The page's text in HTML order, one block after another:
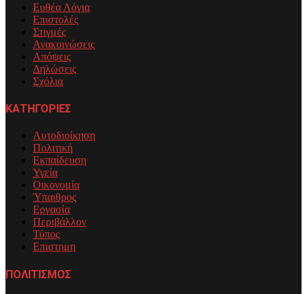
Ευθέα Λόγια
Επιστολές
Στιγμές
Ανακοινώσεις
Απόψεις
Δηλώσεις
Σχόλια
ΚΑΤΗΓΟΡΙΕΣ
Αυτοδιοίκηση
Πολιτική
Εκπαίδευση
Υγεία
Οικονομία
Ύπαιθρος
Εργασία
Περιβάλλον
Τύπος
Επιστημη
ΠΟΛΙΤΙΣΜΟΣ